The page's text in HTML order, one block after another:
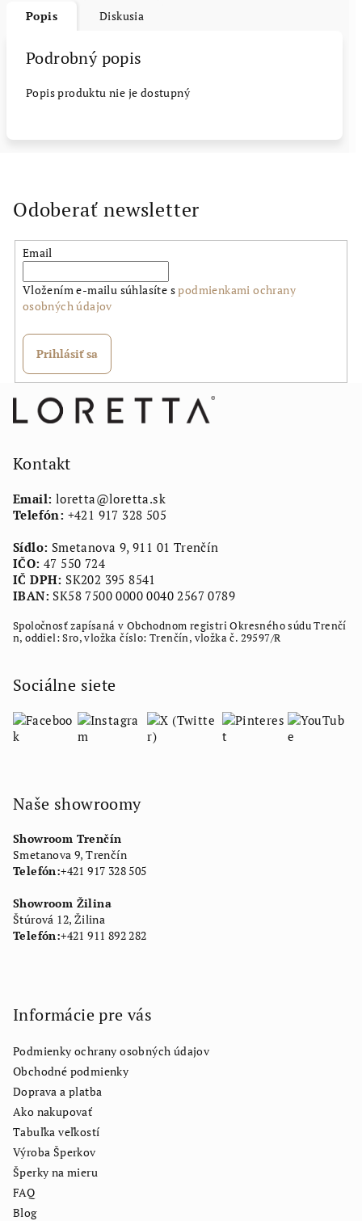
Popis Diskusia
Podrobný popis
Popis produktu nie je dostupný
Odoberať newsletter
Email
Vložením e-mailu súhlasíte spodmienkami ochrany
osobných údajov
Prihlásiť sa
Kontakt
Email: loretta@loretta.sk
Telefón: +421 917 328 505
Sídlo: Smetanova 9, 911 01 Trenčín
IČO: 47 550 724
IČ DPH: SK202 395 8541
IBAN: SK58 7500 0000 0040 2567 0789
Spoločnosť zapísaná v Obchodnom registri Okresného súdu Trenčí
n, oddiel: Sro, vložka číslo: Trenčín, vložka č. 29597/R
Sociálne siete
Naše showroomy
Showroom Trenčín
Smetanova 9, Trenčín
Telefón:+421 917 328 505
Showroom Žilina
Štúrová 12, Žilina
Telefón:+421 911 892 282
Informácie pre vás
Podmienky ochrany osobných údajov
Obchodné podmienky
Doprava a platba
Ako nakupovať
Tabuľka veľkostí
Výroba Šperkov
Šperky na mieru
FAQ
Blog